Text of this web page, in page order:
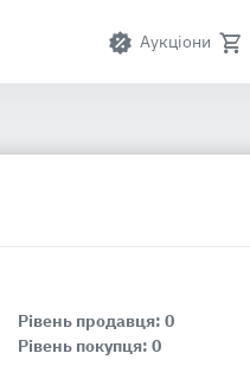
Аукціони
Рівень продавця: 0
Рівень покупця: 0